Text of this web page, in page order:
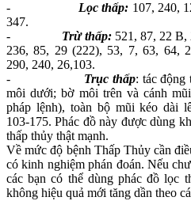
- Lọc thấp: 107, 240,
347.
-
Trừ thấp:521, 87, 22 B,
236, 85, 29 (222), 53, 7, 63, 64,
290, 240, 26,103.
-
Trục thấp: tác động
môi dưới; bờ môi trên và cánh
pháp lệnh), toàn bộ mũi kéo dài
103-175. Phác đồ này được dùng
thấp thủy thật mạnh.
Về mức độ bệnh Thấp Thủy cần
có kinh nghiệm phán đoán. Nếu
các bạn có thể dùng phác đồ lọc
không hiệu quả mới tăng dần theo